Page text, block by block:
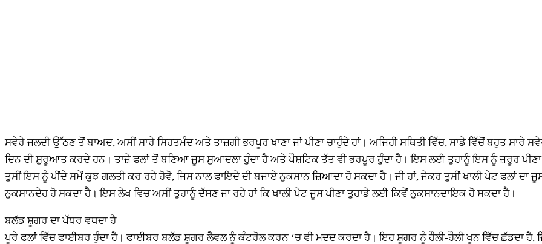
ਸਵੇਰੇ ਜਲਦੀ ਉੱਠਣ ਤੋਂ ਬਾਅਦ, ਅਸੀਂ ਸਾਰੇ ਸਿਹਤਮੰਦ ਅਤੇ ਤਾਜ਼ਗੀ ਭਰਪੂਰ ਖਾਣਾ ਜਾਂ ਪੀਣਾ ਚਾਹੁੰਦੇ ਹਾਂ। ਅਜਿਹੀ ਸਥਿਤੀ ਵਿੱਚ, ਸਾਡੇ ਵਿੱਚੋਂ ਬਹੁਤ ਸਾਰੇ
ਦਿਨ ਦੀ ਸ਼ੁਰੂਆਤ ਕਰਦੇ ਹਨ। ਤਾਜ਼ੇ ਫਲਾਂ ਤੋਂ ਬਣਿਆ ਜੂਸ ਸੁਆਦਲਾ ਹੁੰਦਾ ਹੈ ਅਤੇ ਪੌਸ਼ਟਿਕ ਤੱਤ ਵੀ ਭਰਪੂਰ ਹੁੰਦਾ ਹੈ। ਇਸ ਲਈ ਤੁਹਾਨੂੰ ਇਸ ਨੂੰ ਜ਼ਰੂਰ ਪੀਣਾ
ਤੁਸੀਂ ਇਸ ਨੂੰ ਪੀਂਦੇ ਸਮੇਂ ਕੁਝ ਗਲਤੀ ਕਰ ਰਹੇ ਹੋਵੋ, ਜਿਸ ਨਾਲ ਫਾਇਦੇ ਦੀ ਬਜਾਏ ਨੁਕਸਾਨ ਜ਼ਿਆਦਾ ਹੋ ਸਕਦਾ ਹੈ। ਜੀ ਹਾਂ, ਜੇਕਰ ਤੁਸੀਂ ਖਾਲੀ ਪੇਟ ਫਲਾਂ ਦਾ
ਨੁਕਸਾਨਦੇਹ ਹੋ ਸਕਦਾ ਹੈ। ਇਸ ਲੇਖ ਵਿਚ ਅਸੀਂ ਤੁਹਾਨੂੰ ਦੱਸਣ ਜਾ ਰਹੇ ਹਾਂ ਕਿ ਖਾਲੀ ਪੇਟ ਜੂਸ ਪੀਣਾ ਤੁਹਾਡੇ ਲਈ ਕਿਵੇਂ ਨੁਕਸਾਨਦਾਇਕ ਹੋ ਸਕਦਾ ਹੈ।
ਬਲੱਡ ਸ਼ੂਗਰ ਦਾ ਪੱਧਰ ਵਧਦਾ ਹੈ
ਪੂਰੇ ਫਲਾਂ ਵਿੱਚ ਫਾਈਬਰ ਹੁੰਦਾ ਹੈ। ਫਾਈਬਰ ਬਲੱਡ ਸ਼ੂਗਰ ਲੈਵਲ ਨੂੰ ਕੰਟਰੋਲ ਕਰਨ ‘ਚ ਵੀ ਮਦਦ ਕਰਦਾ ਹੈ। ਇਹ ਸ਼ੂਗਰ ਨੂੰ ਹੌਲੀ-ਹੌਲੀ ਖੂਨ ਵਿੱਚ ਛੱਡਦਾ ਹੈ,